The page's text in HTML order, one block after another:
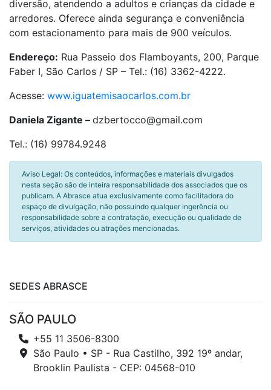
diversão, atendendo a adultos e crianças da cidade e
arredores. Oferece ainda segurança e conveniência
com estacionamento para mais de 900 veículos.
Endereço: Rua Passeio dos Flamboyants, 200, Parque
Faber I, São Carlos / SP – Tel.: (16) 3362-4222.
Acesse: www.iguatemisaocarlos.com.br
Daniela Zigante – dzbertocco@gmail.com
Tel.: (16) 99784.9248
Aviso Legal: Os conteúdos, informações e materiais divulgados
nesta seção são de inteira responsabilidade dos associados que os
publicam. A Abrasce atua exclusivamente como facilitadora do
espaço de divulgação, não possuindo qualquer ingerência ou
responsabilidade sobre a contratação, execução ou qualidade de
serviços, atividades ou atrações mencionadas.
SEDES ABRASCE
SÃO PAULO
+55 11 3506-8300
São Paulo • SP - Rua Castilho, 392 19º andar,
Brooklin Paulista - CEP: 04568-010